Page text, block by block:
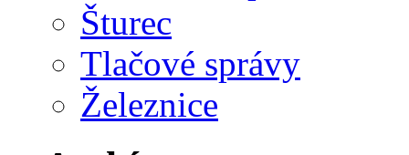
Šturec
Tlačové správy
Železnice